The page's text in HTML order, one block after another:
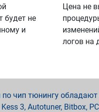
будет не
и
Цена не
логов на
чип тюнингу
3, Autotuner, Bitbox,